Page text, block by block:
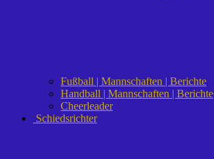
Fußball | Mannschaften | Berichte
Handball | Mannschaften | Berichte
Cheerleader
Schiedsrichter